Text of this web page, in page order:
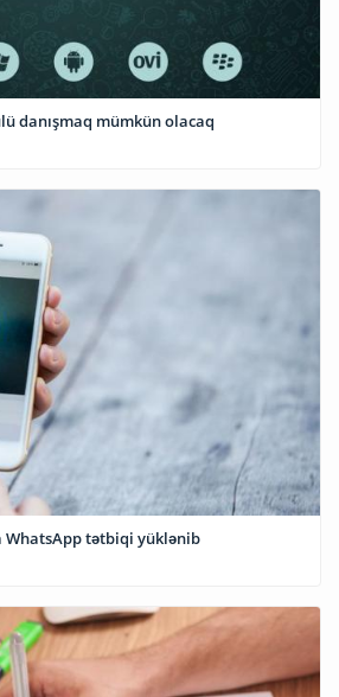
görüntülü danışmaq mümkün olacaq
çox saxta WhatsApp tətbiqi yüklənib